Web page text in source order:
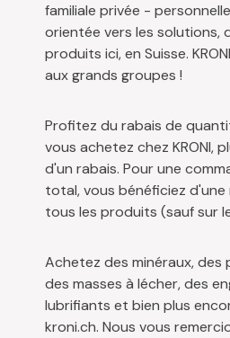
familiale privée -
orientée vers les solutions,
produits ici, en Suisse.
aux grands groupes !
Profitez du rabais de
vous achetez chez KRONI,
d'un rabais. Pour une
total, vous bénéficiez d'une
tous les produits (sauf sur
Achetez des minéraux, des
des masses à lécher, des
lubrifiants et bien plus
kroni.ch. Nous vous